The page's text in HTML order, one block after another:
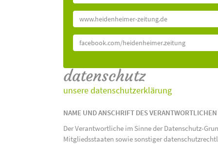
www.heidenheimer-zeitung.de
facebook.com/heidenheimer.zeitung
datenschutz
unsere datenschutzerklärung
NAME UND ANSCHRIFT DES VERANTWORTLICHEN
Der Verantwortliche im Sinne der Datenschutz-
Mitgliedsstaaten sowie sonstiger